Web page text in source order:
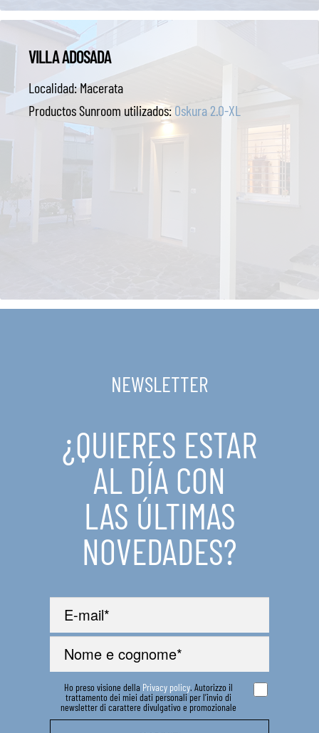
VILLA ADOSADA
Localidad:Macerata
Productos Sunroom utilizados:Oskura 2.0-XL
NEWSLETTER
¿QUIERES ESTAR
AL DÍA CON
LAS ÚLTIMAS
NOVEDADES?
Ho preso visione della Privacy policy. Autorizzo il
trattamento dei miei dati personali per l’invio di
newsletter di carattere divulgativo e promozionale